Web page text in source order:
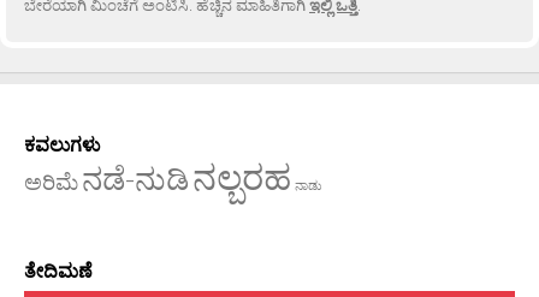
ಬೇರೆಯಾಗಿ ಮಿಂಚೆಗೆ ಅಂಟಿಸಿ. ಹೆಚ್ಚಿನ ಮಾಹಿತಿಗಾಗಿಇಲ್ಲಿ ಒತ್ತಿ.
ಕವಲುಗಳು
ಅರಿಮೆನಡೆ-ನುಡಿನಲ್ಬರಹ ನಾಡು
ತೇದಿಮಣೆ